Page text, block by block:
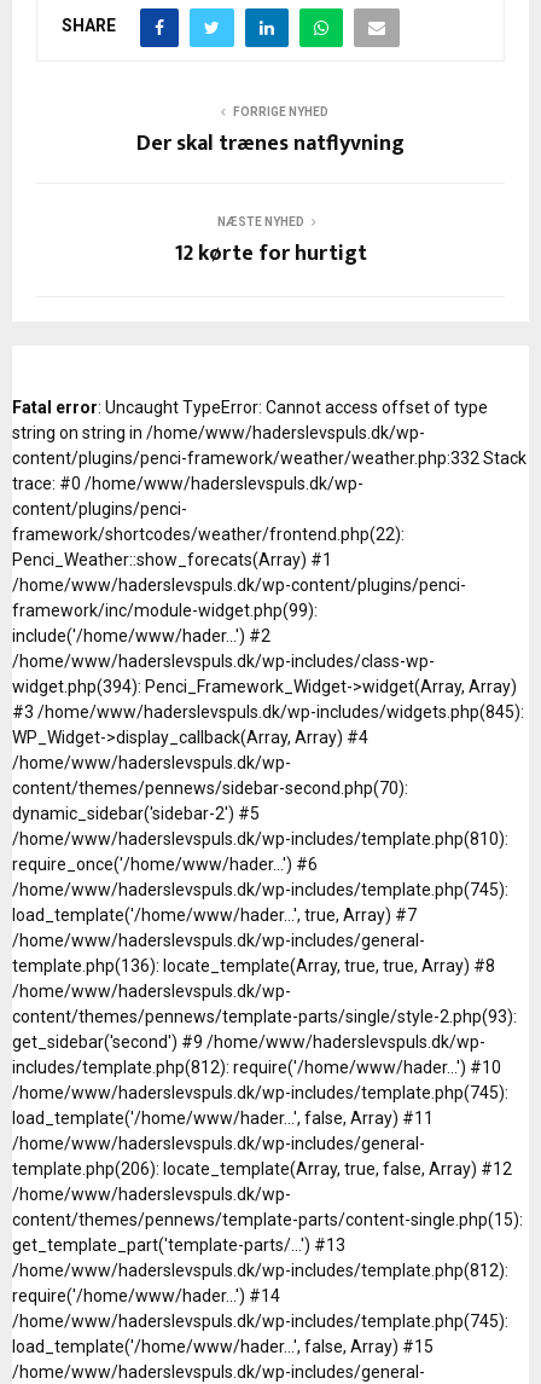
SHARE
FORRIGE NYHED
Der skal trænes natflyvning
NÆSTE NYHED
12 kørte for hurtigt
Fatal error: Uncaught TypeError: Cannot access offset of type
string on string in /home/www/haderslevspuls.dk/wp-
content/plugins/penci-framework/weather/weather.php:332 Stack
trace: #0 /home/www/haderslevspuls.dk/wp-
content/plugins/penci-
framework/shortcodes/weather/frontend.php(22):
Penci_Weather::show_forecats(Array) #1
/home/www/haderslevspuls.dk/wp-content/plugins/penci-
framework/inc/module-widget.php(99):
include('/home/www/hader...') #2
/home/www/haderslevspuls.dk/wp-includes/class-wp-
widget.php(394): Penci_Framework_Widget->widget(Array, Array)
#3 /home/www/haderslevspuls.dk/wp-includes/widgets.php(845):
WP_Widget->display_callback(Array, Array) #4
/home/www/haderslevspuls.dk/wp-
content/themes/pennews/sidebar-second.php(70):
dynamic_sidebar('sidebar-2') #5
/home/www/haderslevspuls.dk/wp-includes/template.php(810):
require_once('/home/www/hader...') #6
/home/www/haderslevspuls.dk/wp-includes/template.php(745):
load_template('/home/www/hader...', true, Array) #7
/home/www/haderslevspuls.dk/wp-includes/general-
template.php(136): locate_template(Array, true, true, Array) #8
/home/www/haderslevspuls.dk/wp-
content/themes/pennews/template-parts/single/style-2.php(93):
get_sidebar('second') #9 /home/www/haderslevspuls.dk/wp-
includes/template.php(812): require('/home/www/hader...') #10
/home/www/haderslevspuls.dk/wp-includes/template.php(745):
load_template('/home/www/hader...', false, Array) #11
/home/www/haderslevspuls.dk/wp-includes/general-
template.php(206): locate_template(Array, true, false, Array) #12
/home/www/haderslevspuls.dk/wp-
content/themes/pennews/template-parts/content-single.php(15):
get_template_part('template-parts/...') #13
/home/www/haderslevspuls.dk/wp-includes/template.php(812):
require('/home/www/hader...') #14
/home/www/haderslevspuls.dk/wp-includes/template.php(745):
load_template('/home/www/hader...', false, Array) #15
/home/www/haderslevspuls.dk/wp-includes/general-